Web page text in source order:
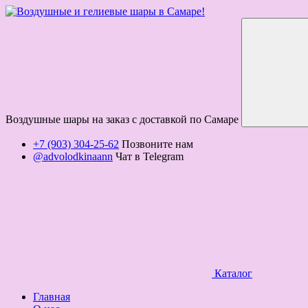
Воздушные шары на заказ с доставкой по Самаре
+7 (903) 304-25-62 Позвоните нам
@advolodkinaann Чат в Telegram
Каталог
Главная